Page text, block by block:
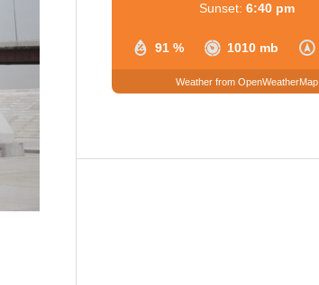
91 % 1010 mb
Sunset: 6:40 pm
Weather from OpenWeatherMap